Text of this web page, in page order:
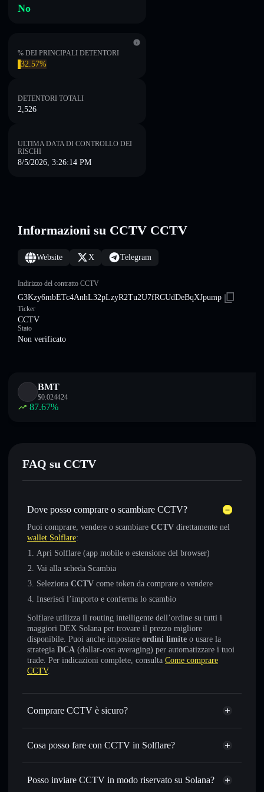
No
% DEI PRINCIPALI DETENTORI
32.57%
DETENTORI TOTALI
2,526
ULTIMA DATA DI CONTROLLO DEI
RISCHI
8/5/2026, 3:26:14 PM
Informazioni su CCTV CCTV
Website X Telegram
Indirizzo del contratto CCTV
G3Kzy6mbETc4AnhL32pLzyR2Tu2U7fRCUdDeBqXJpump
Ticker
CCTV
Stato
Non verificato
BMT
$0.024424
87.67%
FAQ su CCTV
Dove posso comprare o scambiare CCTV?
Puoi comprare, vendere o scambiare CCTV direttamente nel
wallet Solflare:
Apri Solflare (app mobile o estensione del browser)
Vai alla scheda Scambia
Seleziona CCTV come token da comprare o vendere
Inserisci l’importo e conferma lo scambio
Solflare utilizza il routing intelligente dell’ordine su tutti i
maggiori DEX Solana per trovare il prezzo migliore
disponibile. Puoi anche impostare ordini limite o usare la
strategia DCA (dollar-cost averaging) per automatizzare i tuoi
trade. Per indicazioni complete, consulta Come comprare
CCTV.
Comprare CCTV è sicuro?
CCTV non è verificato
Cosa posso fare con CCTV in Solflare?
CCTV
wallet Solflare
Scambiare istantaneamente— scambia CCTV in SOL,
Posso inviare CCTV in modo riservato su Solana?